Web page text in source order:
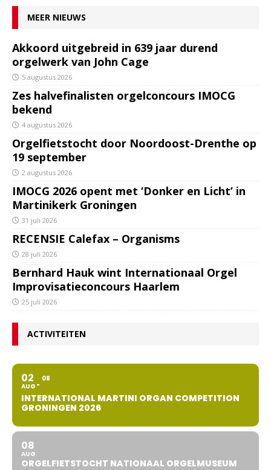
MEER NIEUWS
Akkoord uitgebreid in 639 jaar durend
orgelwerk van John Cage
5 augustus 2026
Zes halvefinalisten orgelconcours IMOCG
bekend
4 augustus 2026
Orgelfietstocht door Noordoost-Drenthe op
19 september
2 augustus 2026
IMOCG 2026 opent met ‘Donker en Licht’ in
Martinikerk Groningen
31 juli 2026
RECENSIE Calefax – Organisms
28 juli 2026
Bernhard Hauk wint Internationaal Orgel
Improvisatieconcours Haarlem
25 juli 2026
ACTIVITEITEN
02
AUG
08
INTERNATIONAL MARTINI ORGAN COMPETITION
GRONINGEN 2026
08
AUG
ORGELFIETSTOCHT NATIONAAL ORGELMUSEUM